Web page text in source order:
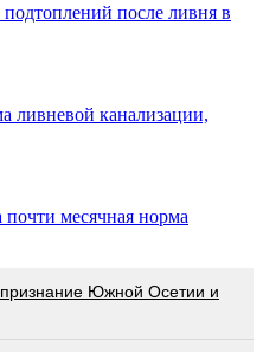
после ливня в
ливневой канализации,
месячная норма
Южной Осетии и